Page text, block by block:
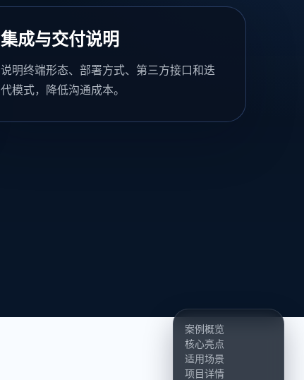
案例概览
核心亮点
适用场景
项目详情
集成与交付说明
说明终端形态、部署方式、第三方接口和迭
代模式，降低沟通成本。